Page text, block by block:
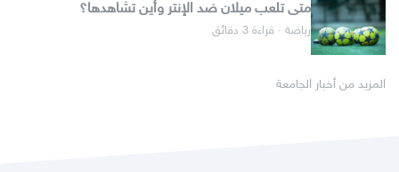
متى تلعب ميلان ضد الإنتر وأين تشاهدها؟
رياضة · قراءة 3 دقائق
المزيد من أخبار الجامعة